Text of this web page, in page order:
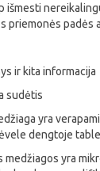
išmesti
priemonės padės
ir kita informacija
sudėtis
yra
dengtoje
medžiagos yra